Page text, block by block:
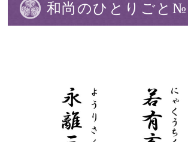
和尚のひとりごと